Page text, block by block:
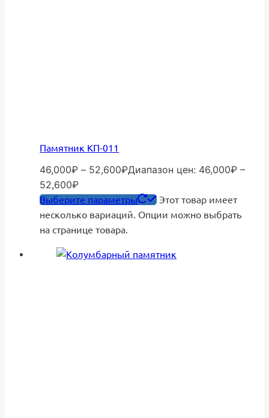
Памятник КП-011
46,000₽ – 52,600₽Диапазон цен: 46,000₽ –
52,600₽
Выберите параметры
Этот товар имеет
несколько вариаций. Опции можно выбрать
на странице товара.